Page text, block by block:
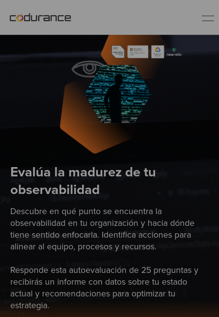
Buenas prácticas
Sobre nosotros
Test
Evalúa la madurez de tu
observabilidad
Descubre en qué punto se encuentra la
observabilidad en tu organización y hacia dónde
tiene sentido enfocarla. Identifica acciones para
alinear al equipo, procesos y recursos.
Responde esta autoevaluación de 25 preguntas y
recibirás un informe con datos sobre tu estado
actual y recomendaciones para optimizar tu
estrategia.